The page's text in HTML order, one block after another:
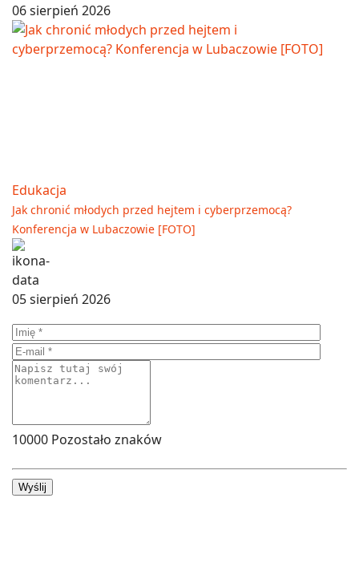
06 sierpień 2026
Edukacja
Jak chronić młodych przed hejtem i cyberprzemocą?
Konferencja w Lubaczowie [FOTO]
05 sierpień 2026
10000 Pozostało znaków
Wyślij